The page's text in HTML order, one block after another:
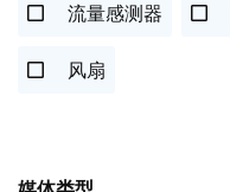
流量感测器
风扇